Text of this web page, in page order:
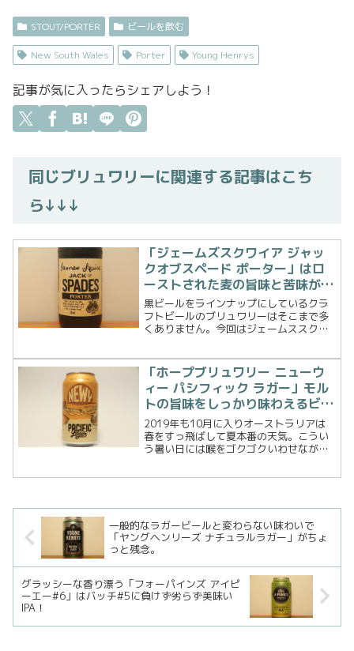
STOUT/PORTER ビールを飲む
New South Wales Porter Young Henrys
記事が気に入ったらシェアしよう！
同じブリュワリーに関連する記事はこち
ら↓↓↓
「ジェームズスクワイア ジャッ
クオブスペード ポーター」はロ
ーストされた麦の旨味と苦味が味
わえるビール！
黒ビールをラインナップにしているクラ
フトビールのブリュワリーはそこまで多
くありません。今回はジェームススクワ
というと「ギネスビール」ですよね。し
かしギネスビールは「...
「ホープブリュワリー ニューウ
ィー パシフィック ラガー」モル
トの旨味をしっかり味わえるビー
ル！
2019年も10月に入りオーストラリアは
春をすっ飛ばして夏本番の天気。こうい
う暑い日には喉をゴクゴクいわせながら
一般的なラガービールと変わらない味わいで
「ヤングヘンリーズ ナチュラルラガー」がちょ
っと残念。
グラッシーな香り漂う「フォーパインズ アイピ
ーエー#6」はバッチ#5に負けず劣らず美味い
IPA！